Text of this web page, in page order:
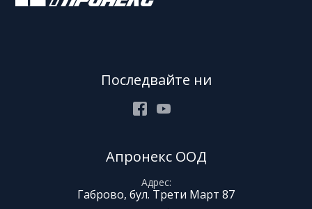
Апронекс ООД
Адрес
Габрово, бул. Трети Март 87
Последвайте ни
Facebook